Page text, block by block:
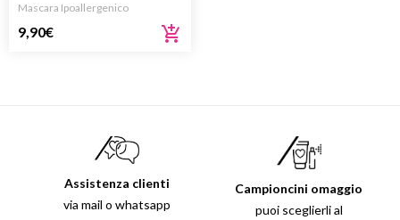
Mascara Ipoallergenico
9,90€
Assistenza clienti
via mail o whatsapp
Campioncini omaggio
puoi sceglierli al